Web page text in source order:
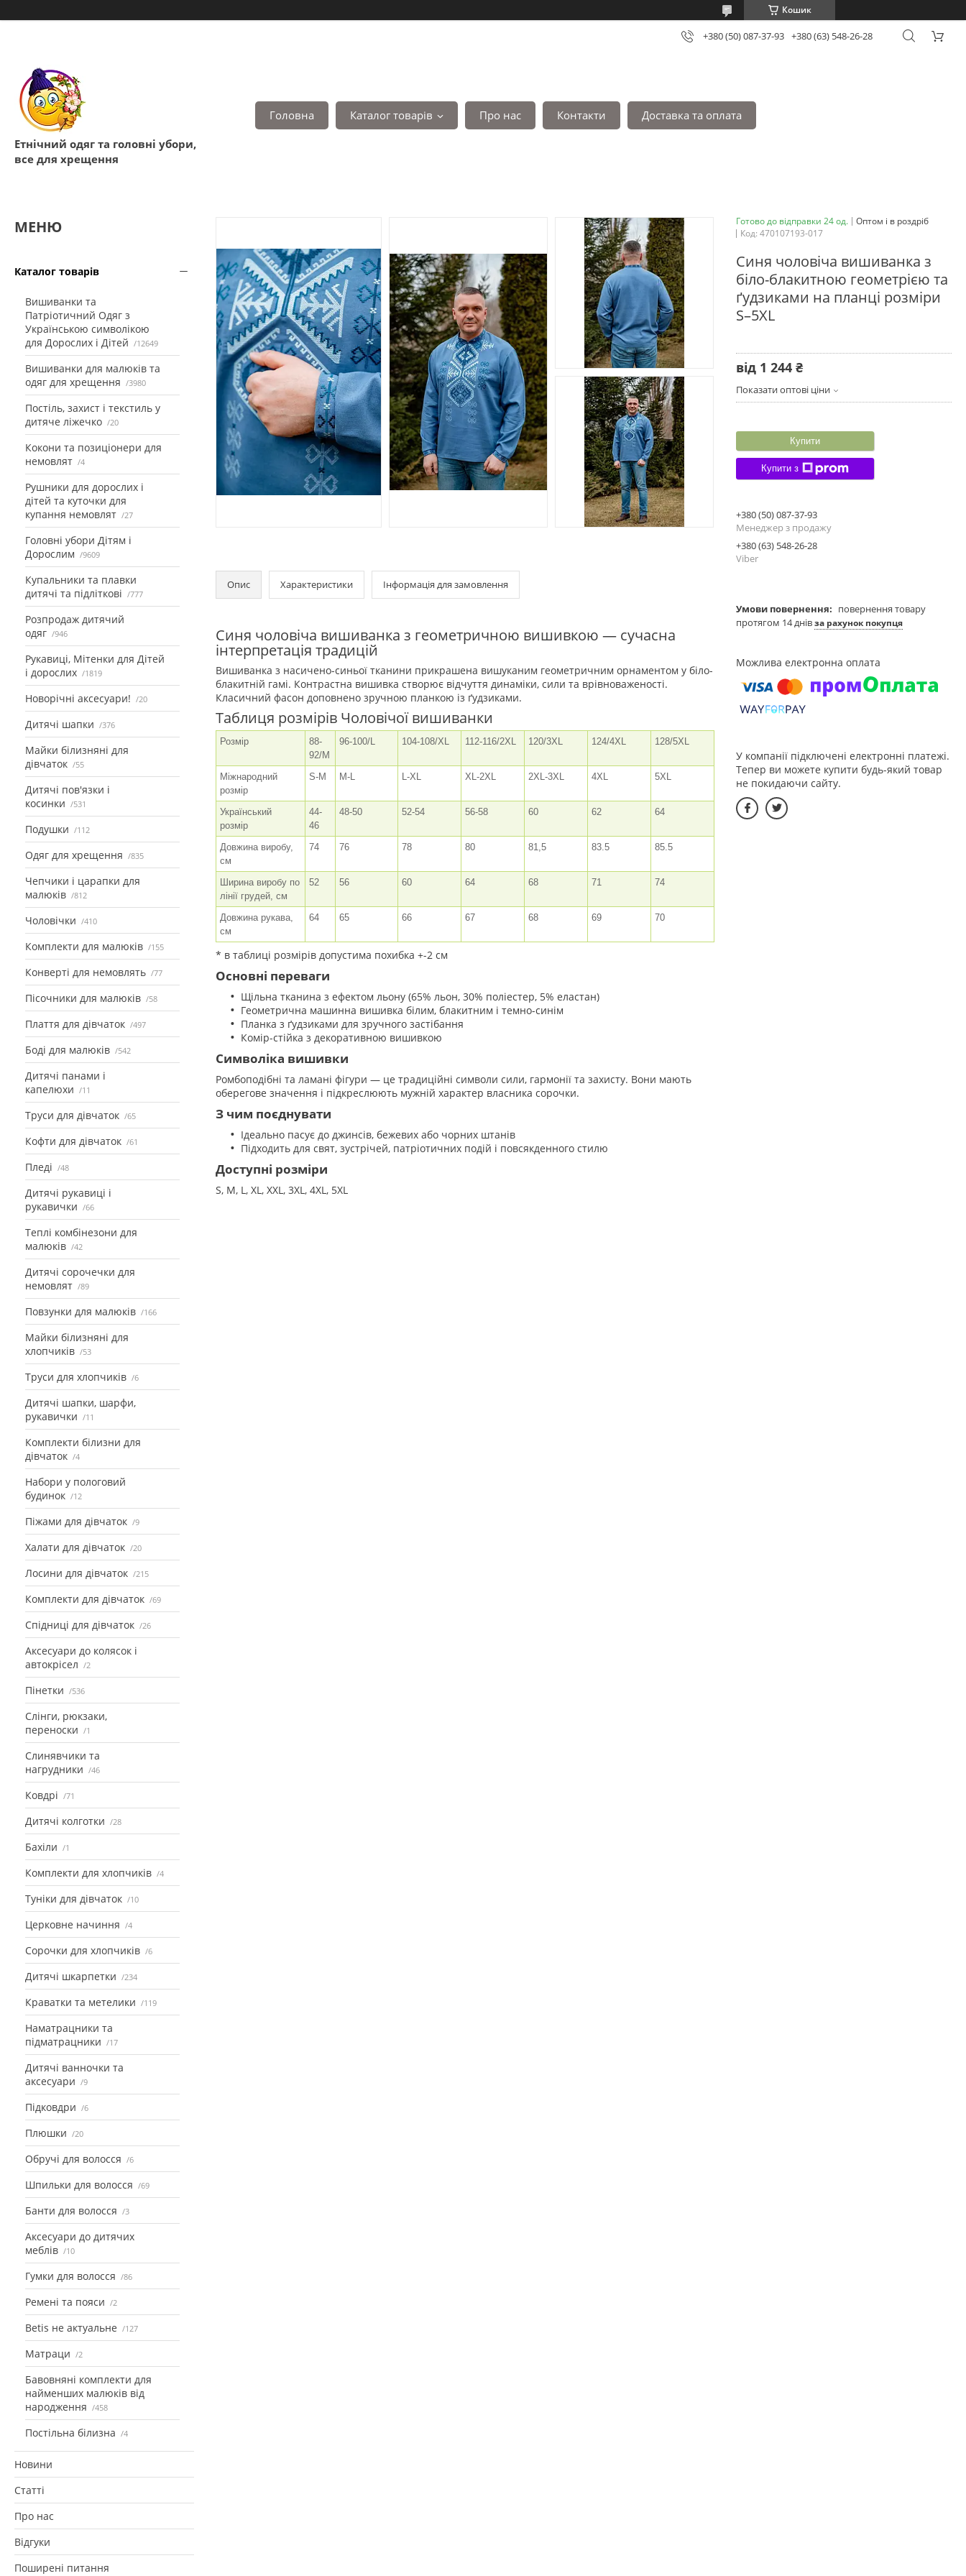
Кошик
+380 (50) 087-37-93 +380 (63) 548-26-28
Етнічний одяг та головні убори,
все для хрещення
Головна Каталог товарів Про нас Контакти Доставка та оплата
Каталог товарів
Вишиванки та
Патріотичний Одяг з
Українською символікою
для Дорослих і Дітей
12649
Вишиванки для малюків та
одяг для хрещення
3980
Постіль, захист і текстиль у
дитяче ліжечко
20
Кокони та позиціонери для
немовлят
4
Рушники для дорослих і
дітей та куточки для
купання немовлят
27
Головні убори Дітям і
Дорослим
9609
Купальники та плавки
дитячі та підліткові
777
Розпродаж дитячий
одяг
946
Рукавиці, Мітенки для Дітей
і дорослих
1819
Новорічні аксесуари! 20
Дитячі шапки 376
Майки білизняні для
дівчаток
55
Дитячі пов'язки і
косинки
531
Подушки 112
Одяг для хрещення 835
Чепчики і царапки для
малюків
812
Чоловічки 410
Комплекти для малюків 155
Конверті для немовлять 77
Пісочники для малюків 58
Плаття для дівчаток 497
Боді для малюків 542
Дитячі панами і
капелюхи
11
Труси для дівчаток 65
Кофти для дівчаток 61
Пледі 48
Дитячі рукавиці і
рукавички
66
Теплі комбінезони для
малюків
42
Дитячі сорочечки для
немовлят
89
Повзунки для малюків 166
Майки білизняні для
хлопчиків
53
Труси для хлопчиків 6
Дитячі шапки, шарфи,
рукавички
11
Комплекти білизни для
дівчаток
4
Набори у пологовий
будинок
12
Піжами для дівчаток 9
Халати для дівчаток 20
Лосини для дівчаток 215
Комплекти для дівчаток 69
Спідниці для дівчаток 26
Аксесуари до колясок і
автокрісел
2
Пінетки 536
Слінги, рюкзаки,
переноски
1
Слинявчики та
нагрудники
46
Ковдрі 71
Дитячі колготки 28
Бахіли 1
Комплекти для хлопчиків 4
Туніки для дівчаток 10
Церковне начиння 4
Сорочки для хлопчиків 6
Дитячі шкарпетки 234
Краватки та метелики 119
Наматрацники та
підматрацники
17
Дитячі ванночки та
аксесуари
9
Підковдри 6
Плюшки 20
Обручі для волосся 6
Шпильки для волосся 69
Банти для волосся 3
Аксесуари до дитячих
меблів
10
Гумки для волосся 86
Ремені та пояси 2
Betis не актуальне 127
Матраци 2
Бавовняні комплекти для
найменших малюків від
народження
458
Постільна білизна 4
Новини
Статті
Про нас
Відгуки
Поширені питання
Опис Характеристики Інформація для замовлення
Синя чоловіча вишиванка з геометричною вишивкою — сучасна
інтерпретація традицій
Вишиванка з насичено-синьої тканини прикрашена вишуканим геометричним орнаментом у біло-
блакитній гамі. Контрастна вишивка створює відчуття динаміки, сили та врівноваженості.
Класичний фасон доповнено зручною планкою із ґудзиками.
Таблиця розмірів Чоловічої вишиванки
Розмір
88-
92/M
96-100/L 104-108/XL 112-116/2XL 120/3XL 124/4XL 128/5XL
Міжнародний
розмір
S-M M-L L-XL XL-2XL 2XL-3XL 4XL 5XL
Український
розмір
44-
46
48-50 52-54 56-58 60 62 64
Довжина виробу,
см
74 76 78 80 81,5 83.5 85.5
Ширина виробу по
лінії грудей, см
52 56 60 64 68 71 74
Довжина рукава,
см
64 65 66 67 68 69 70
* в таблиці розмірів допустима похибка +-2 см
Основні переваги
Щільна тканина з ефектом льону (65% льон, 30% поліестер, 5% еластан)
Геометрична машинна вишивка білим, блакитним і темно-синім
Планка з ґудзиками для зручного застібання
Комір-стійка з декоративною вишивкою
Символіка вишивки
Ромбоподібні та ламані фігури — це традиційні символи сили, гармонії та захисту. Вони мають
оберегове значення і підкреслюють мужній характер власника сорочки.
З чим поєднувати
Ідеально пасує до джинсів, бежевих або чорних штанів
Підходить для свят, зустрічей, патріотичних подій і повсякденного стилю
Доступні розміри
S, M, L, XL, XXL, 3XL, 4XL, 5XL
Готово до відправки 24 од.
Оптом і в роздріб
Код: 470107193-017
Синя чоловіча вишиванка з
біло-блакитною геометрією та
ґудзиками на планці розміри
S–5XL
від 1 244 ₴
Показати оптові ціни
Купити
Купити з
+380 (50) 087-37-93
Менеджер з продажу
+380 (63) 548-26-28
Viber
повернення товару
протягом 14 днівза рахунок покупця
У компанії підключені електронні платежі.
Тепер ви можете купити будь-який товар
не покидаючи сайту.